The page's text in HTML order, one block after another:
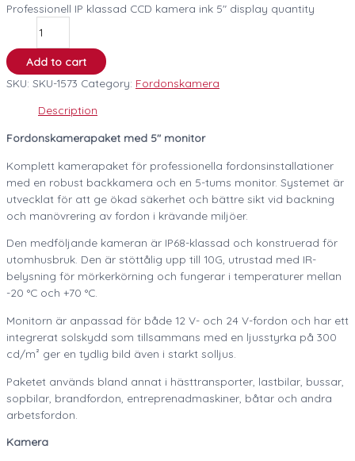
Professionell IP klassad CCD kamera ink 5" display quantity
Add to cart
SKU: SKU-1573 Category: Fordonskamera
Description
Fordonskamerapaket med 5″ monitor
Komplett kamerapaket för professionella fordonsinstallationer
med en robust backkamera och en 5-tums monitor. Systemet är
utvecklat för att ge ökad säkerhet och bättre sikt vid backning
och manövrering av fordon i krävande miljöer.
Den medföljande kameran är IP68-klassad och konstruerad för
utomhusbruk. Den är stöttålig upp till 10G, utrustad med IR-
belysning för mörkerkörning och fungerar i temperaturer mellan
-20 °C och +70 °C.
Monitorn är anpassad för både 12 V- och 24 V-fordon och har ett
integrerat solskydd som tillsammans med en ljusstyrka på 300
cd/m² ger en tydlig bild även i starkt solljus.
Paketet används bland annat i hästtransporter, lastbilar, bussar,
sopbilar, brandfordon, entreprenadmaskiner, båtar och andra
arbetsfordon.
Kamera